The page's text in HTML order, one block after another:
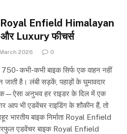
Royal Enfield Himalayan
Luxury फीचर्स
2026 0
कभी-कभी बाइक सिर्फ एक वाहन नहीं
जाती है। लंबी सड़कें, पहाड़ों के घुमावदार
अनुभव हर राइडर के दिल में एक
आप भी एडवेंचर राइडिंग के शौकीन हैं, तो
बाइक निर्माता Royal Enfield
एडवेंचर बाइक Royal Enfield